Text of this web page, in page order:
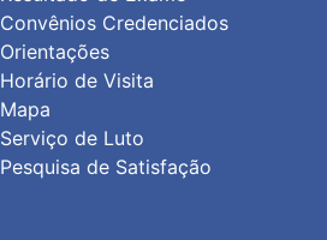
Convênios Credenciados
Orientações
Horário de Visita
Mapa
Serviço de Luto
Pesquisa de Satisfação